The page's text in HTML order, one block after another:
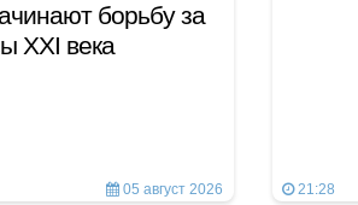
борьбу за
XXI века
05 август 2026 21:28